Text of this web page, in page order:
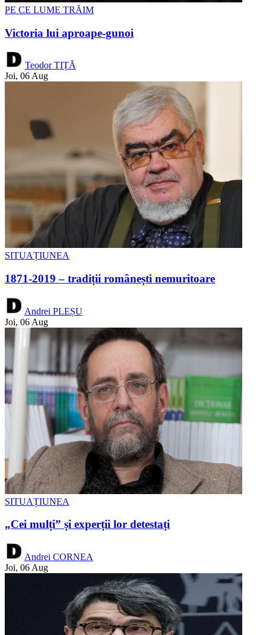
PE CE LUME TRĂIM
Victoria lui aproape-gunoi
Teodor TIȚĂ
Joi, 06 Aug
SITUAȚIUNEA
1871-2019 – tradiții românești nemuritoare
Andrei PLEȘU
Joi, 06 Aug
SITUAȚIUNEA
„Cei mulți” și experții lor detestați
Andrei CORNEA
Joi, 06 Aug